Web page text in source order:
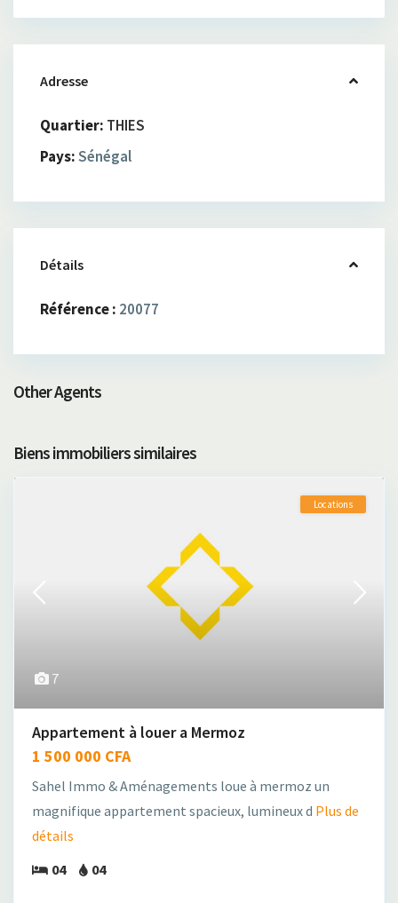
Adresse
Quartier: THIES
Pays:Sénégal
Détails
Référence : 20077
Other Agents
Biens immobiliers similaires
7
Locations
Appartement à louer a Mermoz
1 500 000 CFA
Sahel Immo & Aménagements loue à mermoz un
magnifique appartement spacieux, lumineux d Plus de
détails
04
04